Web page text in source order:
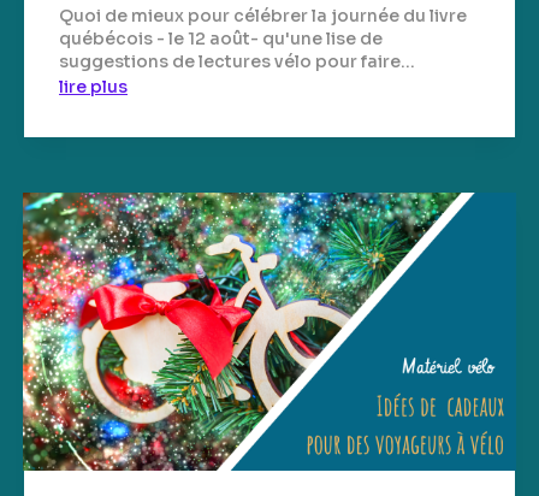
Quoi de mieux pour célébrer la journée du livre
québécois - le 12 août- qu'une lise de
suggestions de lectures vélo pour faire...
lire plus